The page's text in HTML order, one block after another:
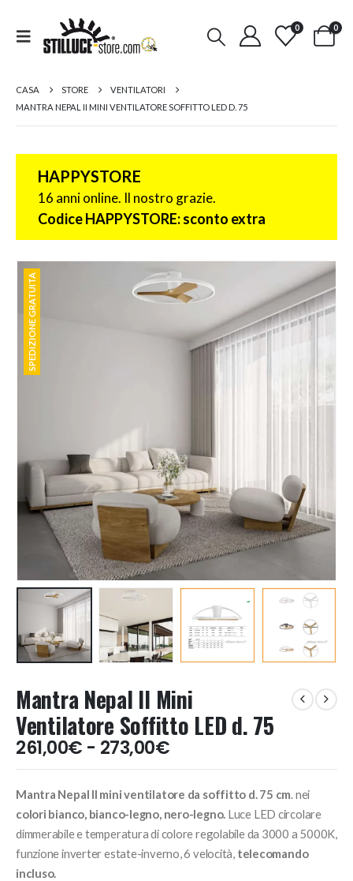
0 0
CASA STORE
VENTILATORI
MANTRA NEPAL II MINI VENTILATORE SOFFITTO LED D. 75
HAPPYSTORE
16 anni online. Il nostro grazie.
Codice HAPPYSTORE: sconto extra
SPEDIZIONE GRATUITA
SPEDIZIONE GRATUITA
Mantra Nepal II Mini
Ventilatore Soffitto LED d. 75
261,00€ - 273,00€Fascia
di
da
261,00€
a
273,00€
Mantra Nepal II mini ventilatore da soffitto d. 75 cm. nei
colori bianco, bianco-legno, nero-legno. Luce LED circolare
dimmerabile e temperatura di colore regolabile da 3000 a 5000K,
funzione inverter estate-inverno, 6 velocità, telecomando
incluso.